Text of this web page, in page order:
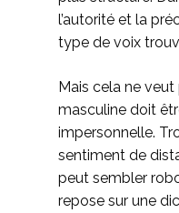
l’autorité et la
type de voix
Mais cela ne veut
masculine doit
impersonnelle.
sentiment de
peut sembler
repose sur une